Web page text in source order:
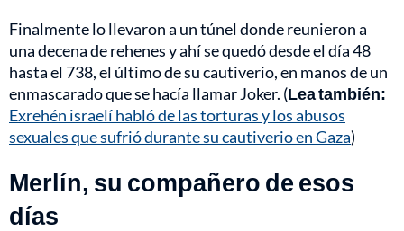
Finalmente lo llevaron a un túnel donde reunieron a
una decena de rehenes y ahí se quedó desde el día 48
hasta el 738, el último de su cautiverio, en manos de un
enmascarado que se hacía llamar Joker. (Lea también:
Exrehén israelí habló de las torturas y los abusos
sexuales que sufrió durante su cautiverio en Gaza)
Merlín, su compañero de esos
días